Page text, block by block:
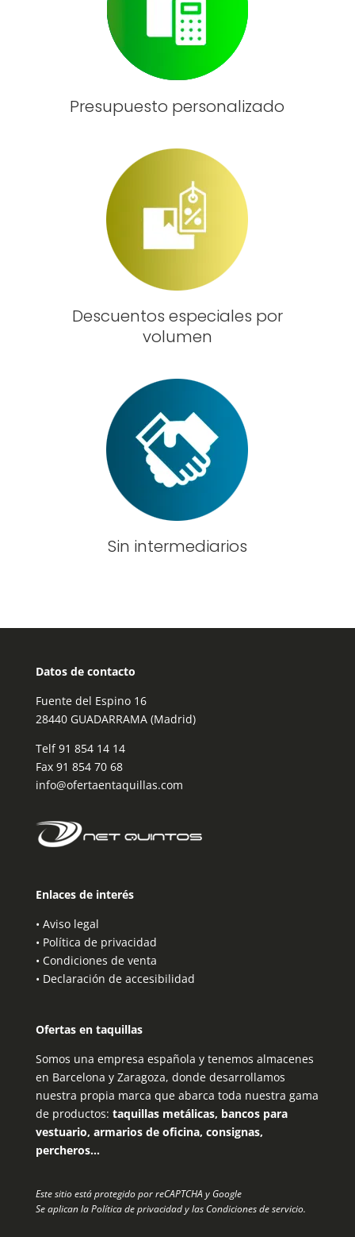
Presupuesto personalizado
Descuentos especiales por
volumen
Sin intermediarios
Datos de contacto
Fuente del Espino 16
28440 GUADARRAMA (Madrid)
Telf91 854 14 14
Fax 91 854 70 68
info@ofertaentaquillas.com
Enlaces de interés
• Aviso legal
• Política de privacidad
• Condiciones de venta
• Declaración de accesibilidad
Ofertas en taquillas
Somos una empresa española y tenemos almacenes
en Barcelona y Zaragoza, donde desarrollamos
nuestra propia marca que abarca toda nuestra gama
de productos: taquillas metálicas, bancos para
vestuario, armarios de oficina, consignas,
percheros…
Este sitio está protegido por reCAPTCHA y Google
Se aplican laPolítica de privacidady las Condiciones de servicio.